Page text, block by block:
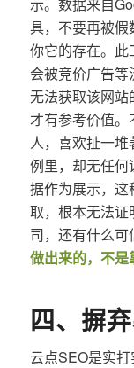
具，不要再被
你它的存在。
会被竞价广告
无法获取该网
才有参考价值
人，喜欢扯一
例里，却无任
据作为展示，
取，根本无法
司，还有什么可
做出来的，不是
四、摒
云点SEO是实